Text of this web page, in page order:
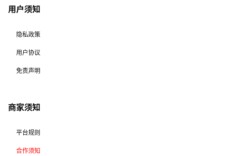
用户须知
隐私政策
用户协议
免责声明
商家须知
平台规则
合作须知